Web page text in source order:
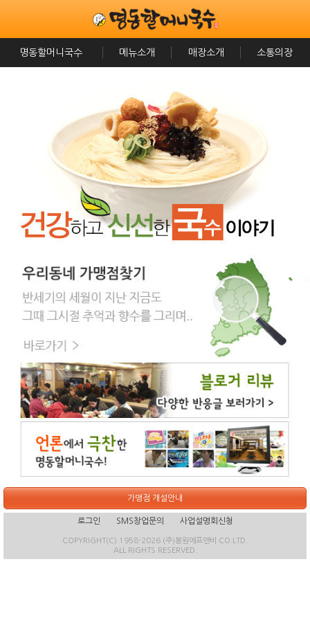
명동할머니국수 메뉴소개 매장소개 소통의장
가맹점 개설안내
로그인 SMS창업문의 사업설명회신청
COPYRIGHT(C) 1958-2026 (주)봉원에프앤비 CO.LTD.
ALL RIGHTS RESERVED.